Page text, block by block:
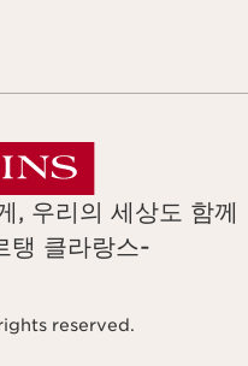
, 우리의 세상도 함께
탱 클라랑스-
reserved.